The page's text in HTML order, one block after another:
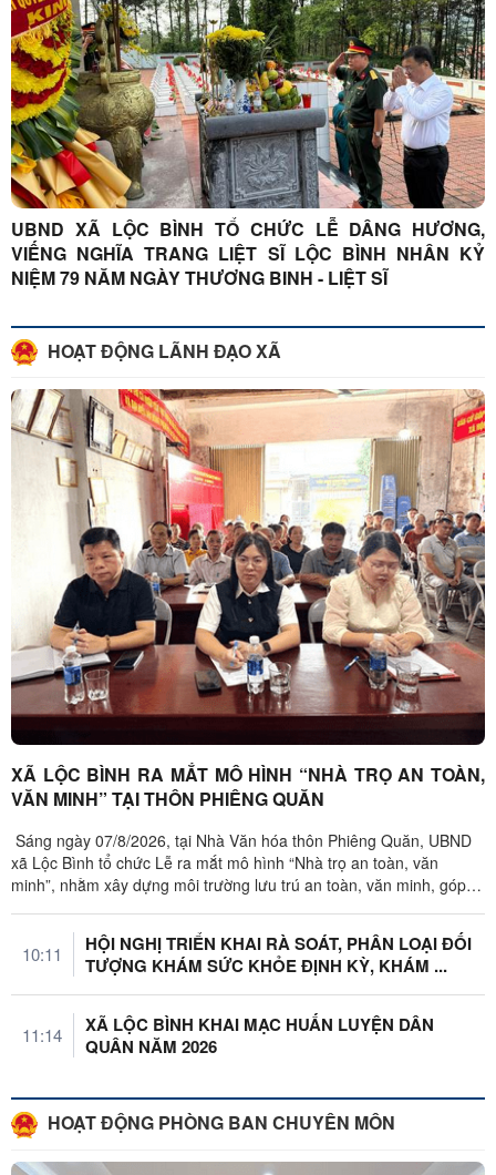
UBND XÃ LỘC BÌNH TỔ CHỨC LỄ DÂNG HƯƠNG,
VIẾNG NGHĨA TRANG LIỆT SĨ LỘC BÌNH NHÂN KỶ
NIỆM 79 NĂM NGÀY THƯƠNG BINH - LIỆT SĨ
HOẠT ĐỘNG LÃNH ĐẠO XÃ
XÃ LỘC BÌNH RA MẮT MÔ HÌNH “NHÀ TRỌ AN TOÀN,
VĂN MINH” TẠI THÔN PHIÊNG QUĂN
Sáng ngày 07/8/2026, tại Nhà Văn hóa thôn Phiêng Quăn, UBND
xã Lộc Bình tổ chức Lễ ra mắt mô hình “Nhà trọ an toàn, văn
minh”, nhằm xây dựng môi trường lưu trú an toàn, văn minh, góp
10:11
HỘI NGHỊ TRIỂN KHAI RÀ SOÁT, PHÂN LOẠI ĐỐI
TƯỢNG KHÁM SỨC KHỎE ĐỊNH KỲ, KHÁM ...
11:14
XÃ LỘC BÌNH KHAI MẠC HUẤN LUYỆN DÂN
QUÂN NĂM 2026
HOẠT ĐỘNG PHÒNG BAN CHUYÊN MÔN